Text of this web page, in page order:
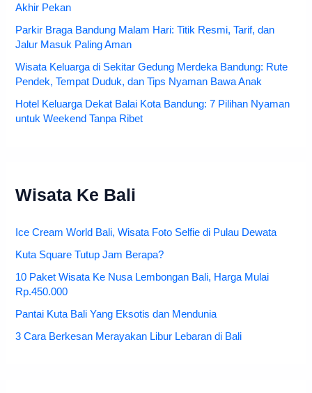
Akhir Pekan
Parkir Braga Bandung Malam Hari: Titik Resmi, Tarif, dan
Jalur Masuk Paling Aman
Wisata Keluarga di Sekitar Gedung Merdeka Bandung: Rute
Pendek, Tempat Duduk, dan Tips Nyaman Bawa Anak
Hotel Keluarga Dekat Balai Kota Bandung: 7 Pilihan Nyaman
untuk Weekend Tanpa Ribet
Wisata Ke Bali
Ice Cream World Bali, Wisata Foto Selfie di Pulau Dewata
Kuta Square Tutup Jam Berapa?
10 Paket Wisata Ke Nusa Lembongan Bali, Harga Mulai
Rp.450.000
Pantai Kuta Bali Yang Eksotis dan Mendunia
3 Cara Berkesan Merayakan Libur Lebaran di Bali